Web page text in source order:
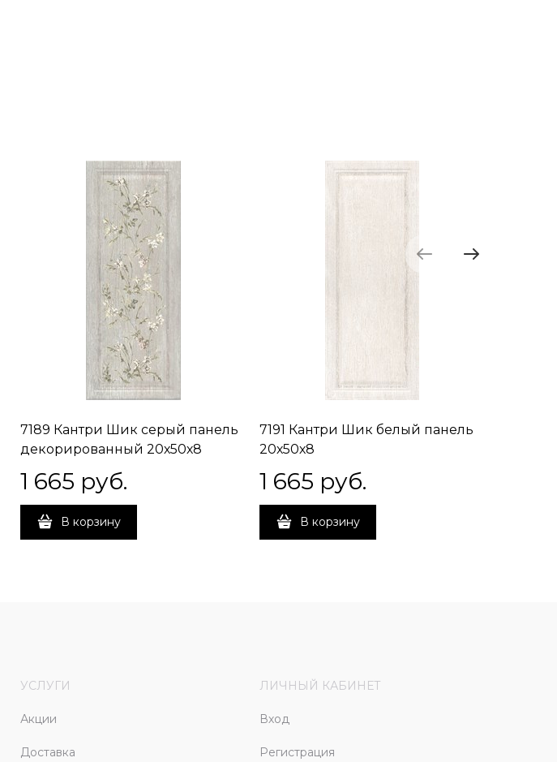
7189 Кантри Шик серый панель
декорированный 20х50х8
1 665 руб.
В корзину
7191 Кантри Шик белый панель
20х50х8
1 665 руб.
В корзину
УСЛУГИ
Акции
Доставка
ЛИЧНЫЙ КАБИНЕТ
Вход
Регистрация